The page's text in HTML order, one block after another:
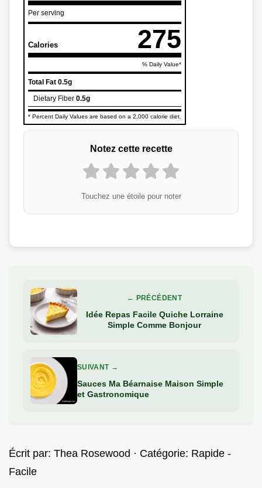
Per serving
Calories 275
% Daily Value*
Total Fat 0.5g
Dietary Fiber 0.5g
* Percent Daily Values are based on a 2,000 calorie diet.
Notez cette recette
Touchez une étoile pour noter
← PRÉCÉDENT
Idée Repas Facile Quiche Lorraine
Simple Comme Bonjour
SUIVANT →
Sauces Ma Béarnaise Maison Simple
et Gastronomique
Écrit par: Thea Rosewood · Catégorie: Rapide -
Facile